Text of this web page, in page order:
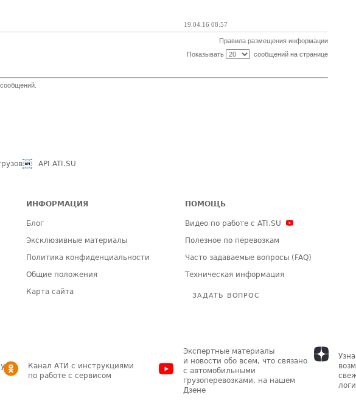
19.04.16 08:57
Правила размещения информации
Показывать
сообщений на странице
API ATI.SU
ИНФОРМАЦИЯ
Блог
Эксклюзивные материалы
Политика конфиденциальности
Общие положения
Карта сайта
ПОМОЩЬ
Видео по работе с ATI.SU
Полезное по перевозкам
Часто задаваемые вопросы (FAQ)
Техническая информация
ЗАДАТЬ ВОПРОС
Канал АТИ с инструкциями
по работе с сервисом
Экспертные материалы
и новости обо всем, что связано
с автомобильными
грузоперевозками, на нашем
Дзене